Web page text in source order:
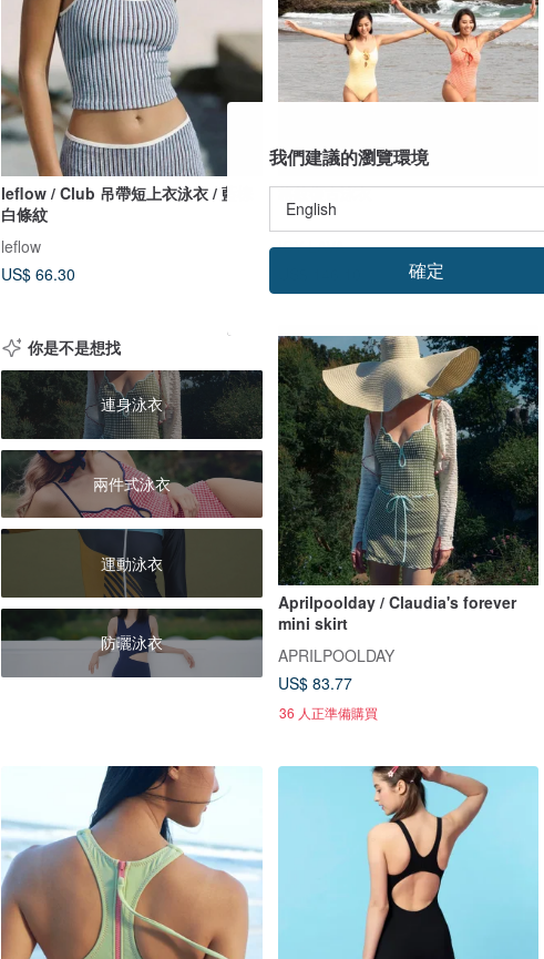
leflow / Club 吊帶短上衣泳衣 / 藍棕
白條紋
leflow
US$ 66.30
格紋復古泳衣
ICY LAVA
你是不是想找
連身泳衣
兩件式泳衣
運動泳衣
防曬泳衣
Aprilpoolday / Claudia's forever
mini skirt
APRILPOOLDAY
US$ 83.77
36 人正準備購買
我們建議的瀏覽環境
確定